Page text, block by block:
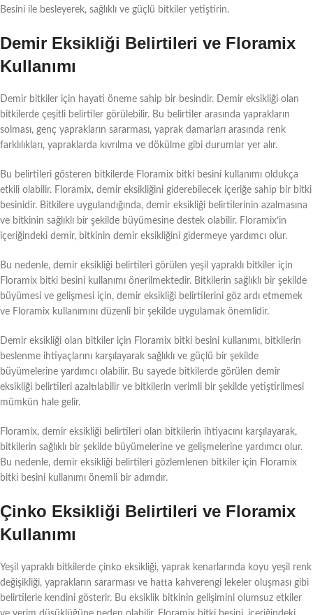
Besini ile besleyerek, sağlıklı ve güçlü bitkiler yetiştirin.
Demir Eksikliği Belirtileri ve Floramix
Kullanımı
Demir bitkiler için hayati öneme sahip bir besindir. Demir eksikliği olan
bitkilerde çeşitli belirtiler görülebilir. Bu belirtiler arasında yaprakların
solması, genç yaprakların sararması, yaprak damarları arasında renk
farklılıkları, yapraklarda kıvrılma ve dökülme gibi durumlar yer alır.
Bu belirtileri gösteren bitkilerde Floramix bitki besini kullanımı oldukça
etkili olabilir. Floramix, demir eksikliğini giderebilecek içeriğe sahip bir bitki
besinidir. Bitkilere uygulandığında, demir eksikliği belirtilerinin azalmasına
ve bitkinin sağlıklı bir şekilde büyümesine destek olabilir. Floramix’in
içeriğindeki demir, bitkinin demir eksikliğini gidermeye yardımcı olur.
Bu nedenle, demir eksikliği belirtileri görülen yeşil yapraklı bitkiler için
Floramix bitki besini kullanımı önerilmektedir. Bitkilerin sağlıklı bir şekilde
büyümesi ve gelişmesi için, demir eksikliği belirtilerini göz ardı etmemek
ve Floramix kullanımını düzenli bir şekilde uygulamak önemlidir.
Demir eksikliği olan bitkiler için Floramix bitki besini kullanımı, bitkilerin
beslenme ihtiyaçlarını karşılayarak sağlıklı ve güçlü bir şekilde
büyümelerine yardımcı olabilir. Bu sayede bitkilerde görülen demir
eksikliği belirtileri azaltılabilir ve bitkilerin verimli bir şekilde yetiştirilmesi
mümkün hale gelir.
Floramix, demir eksikliği belirtileri olan bitkilerin ihtiyacını karşılayarak,
bitkilerin sağlıklı bir şekilde büyümelerine ve gelişmelerine yardımcı olur.
Bu nedenle, demir eksikliği belirtileri gözlemlenen bitkiler için Floramix
bitki besini kullanımı önemli bir adımdır.
Çinko Eksikliği Belirtileri ve Floramix
Kullanımı
Yeşil yapraklı bitkilerde çinko eksikliği, yaprak kenarlarında koyu yeşil renk
değişikliği, yaprakların sararması ve hatta kahverengi lekeler oluşması gibi
belirtilerle kendini gösterir. Bu eksiklik bitkinin gelişimini olumsuz etkiler